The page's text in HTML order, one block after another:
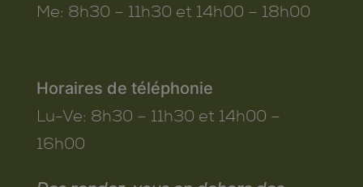
Me: 8h30 – 11h30 et 14h00 – 18h00
Horaires de téléphonie
Lu-Ve: 8h30 – 11h30 et 14h00 –
16h00